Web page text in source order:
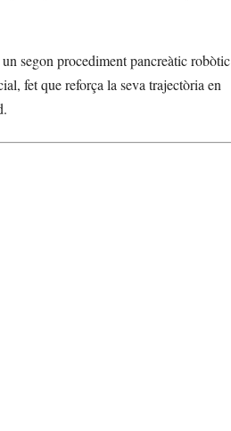
segon procediment pancreàtic robòtic
fet que reforça la seva trajectòria en